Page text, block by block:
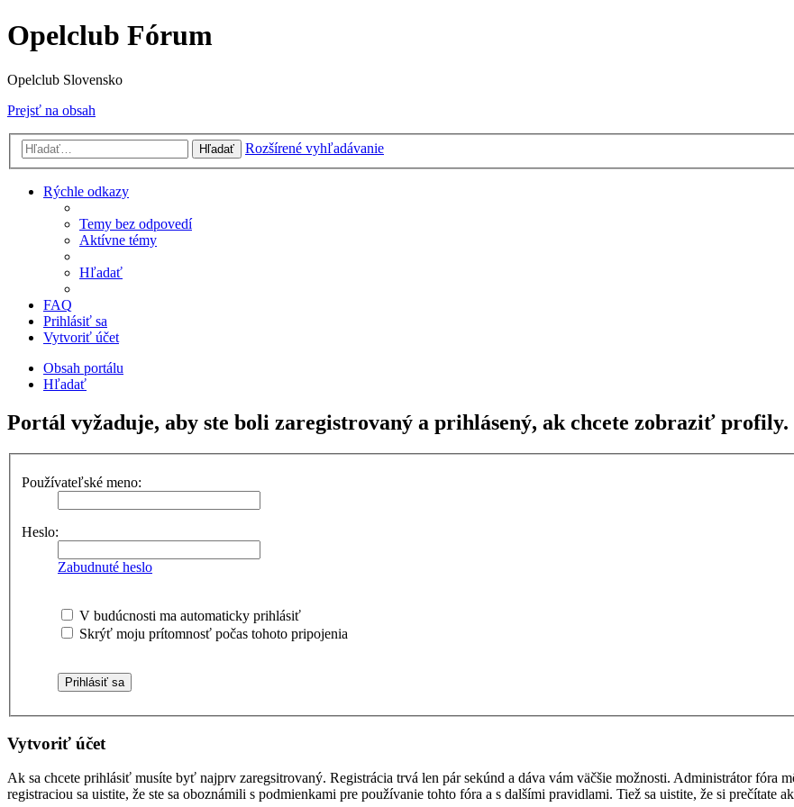
Opelclub Fórum
Opelclub Slovensko
Prejsť na obsah
Hľadať Rozšírené vyhľadávanie
Rýchle odkazy
Temy bez odpovedí
Aktívne témy
Hľadať
FAQ
Prihlásiť sa
Vytvoriť účet
Obsah portálu
Hľadať
Portál vyžaduje, aby ste boli zaregistrovaný a prihlásený, ak chcete zobraziť profily.
Používateľské meno:
Heslo:
Zabudnuté heslo
V budúcnosti ma automaticky prihlásiť
Skrýť moju prítomnosť počas tohoto pripojenia
Vytvoriť účet
Ak sa chcete prihlásiť musíte byť najprv zaregsitrovaný. Registrácia trvá len pár sekúnd a dáva vám väčšie možnosti. Administrátor
registraciou sa uistite, že ste sa oboznámili s podmienkami pre používanie tohto fóra a s dalšími pravidlami. Tiež sa uistite, že si